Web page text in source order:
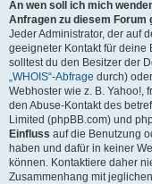
An wen soll ich mich
Anfragen zu diesem Forum
Jeder Administrator, der auf
geeigneter Kontakt für deine
solltest du den Besitzer der
„WHOIS“-Abfrage durch)
Webhoster wie z. B. Yahoo!,
den Abuse-Kontakt des
Limited (phpBB.com) und
Einfluss auf die Benutzung
haben und dafür in keiner
können. Kontaktiere daher
Zusammenhang mit